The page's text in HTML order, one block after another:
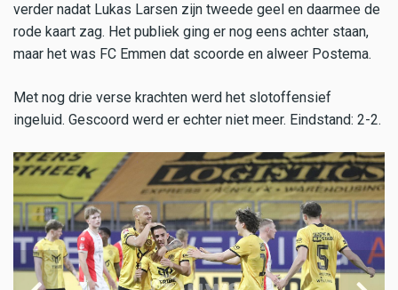
verder nadat Lukas Larsen zijn tweede geel en daarmee de
rode kaart zag. Het publiek ging er nog eens achter staan,
maar het was FC Emmen dat scoorde en alweer Postema.
Met nog drie verse krachten werd het slotoffensief
ingeluid. Gescoord werd er echter niet meer. Eindstand: 2-2.